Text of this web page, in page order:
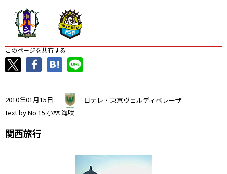
このページを共有する
2010年01月15日
日テレ・東京ヴェルディベレーザ
text by No.15 小林 海咲
関西旅行